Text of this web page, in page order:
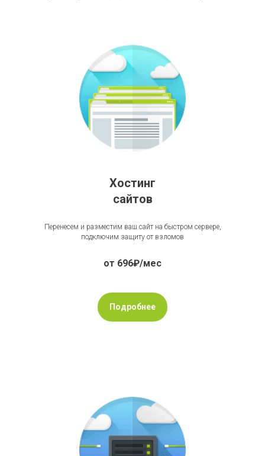
Хостинг
сайтов
Перенесем и разместим ваш сайт на быстром сервере,
подключим защиту от взломов
от 696₽/мес
Подробнее